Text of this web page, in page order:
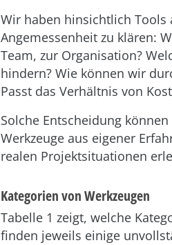
Wir haben hinsichtlich Tools
Angemessenheit zu klären:
Team, zur Organisation?
hindern? Wie können wir
Passt das Verhältnis von
Solche Entscheidung
Werkzeuge aus eigener
realen Projektsituationen
Kategorien von Werkzeugen
Tabelle 1 zeigt, welche
finden jeweils einige